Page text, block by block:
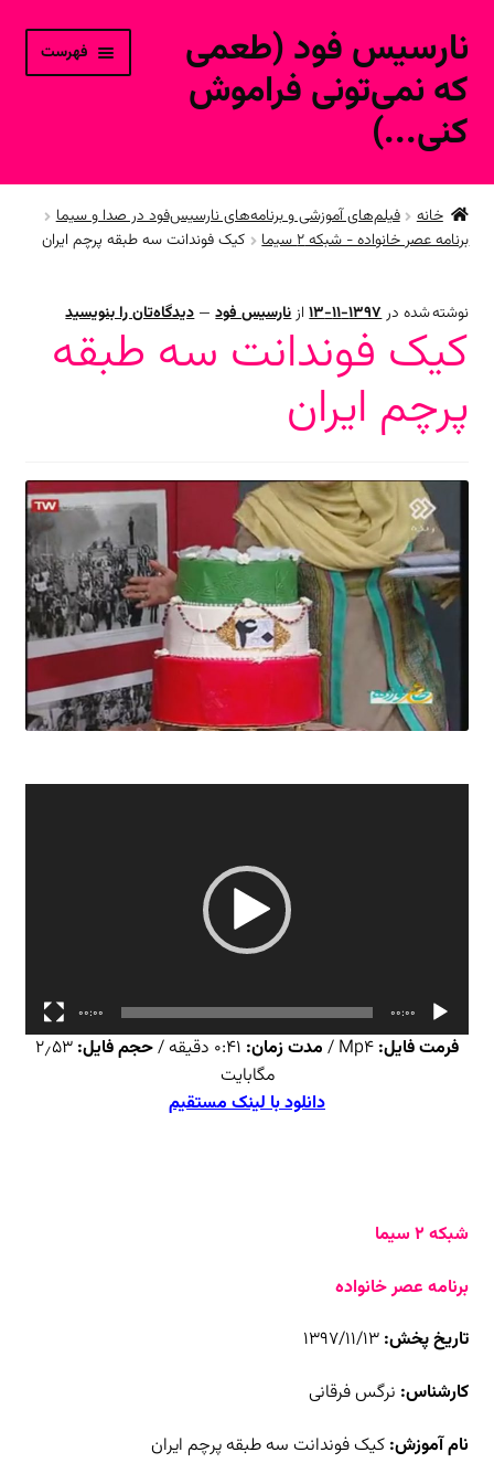
پرش
ناوبری
پرش
محتوا
نارسیس فود (طعمی
که نمی‌تونی فراموش
کنی...)
فهرست
خانه
ورود به حساب کاربری
محصولات فروشگاه آنلاین
ارتباط با ما
خانه
فیلم‌های آموزشی و برنامه‌های نارسیس‌فود در صدا و سیما
برنامه عصر خانواده - شبکه ۲ سیما
کیک فوندانت سه طبقه پرچم ایران
نوشته شده در1397-11-13 ازنارسیس فود —دیدگاه‌تان را بنویسید
کیک فوندانت سه طبقه
پرچم ایران
00:00
00:00
فرمت فایل: مدت زمان: حجم فایل: ۲٫۵۳
مگابایت
دانلود با لینک مستقیم
شبکه ۲ سیما
برنامه عصر خانواده
تاریخ پخش:
کارشناس: نرگس فرقانی
نام آموزش: کیک فوندانت سه طبقه پرچم ایران